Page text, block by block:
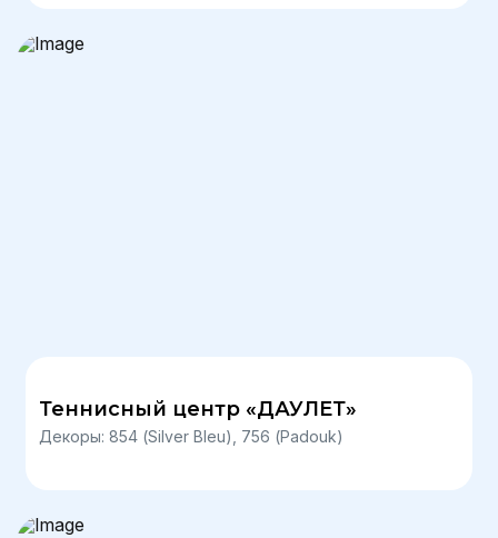
Теннисный центр «ДАУЛЕТ»
Декоры: 854 (Silver Bleu), 756 (Padouk)